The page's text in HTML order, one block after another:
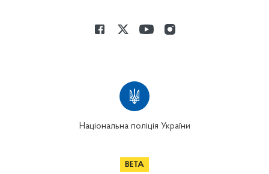
Національна поліція України